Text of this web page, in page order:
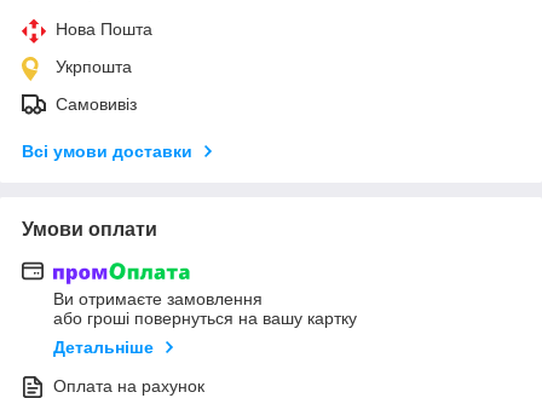
Нова Пошта
Укрпошта
Самовивіз
Всі умови доставки
Умови оплати
Ви отримаєте замовлення
або гроші повернуться на вашу картку
Детальніше
Оплата на рахунок